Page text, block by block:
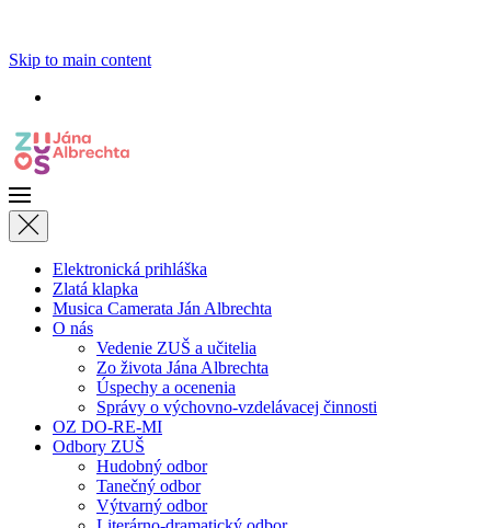
Skip to main content
Elektronická prihláška
Zlatá klapka
Musica Camerata Ján Albrechta
O nás
Vedenie ZUŠ a učitelia
Zo života Jána Albrechta
Úspechy a ocenenia
Správy o výchovno-vzdelávacej činnosti
OZ DO-RE-MI
Odbory ZUŠ
Hudobný odbor
Tanečný odbor
Výtvarný odbor